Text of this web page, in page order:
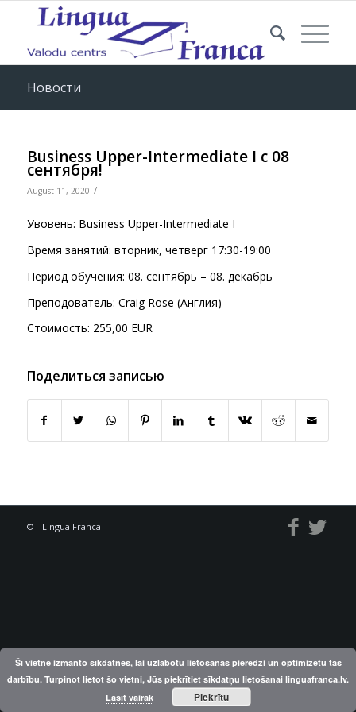
Новости
Business Upper-Intermediate I с 08
сентября!
August 11, 2020 /
Увовень: Business Upper-Intermediate I
Время занятий: вторник, четверг 17:30-19:00
Период обучения: 08. сентябрь – 08. декабрь
Преподователь: Craig Rose (Англия)
Стоимость: 255,00 EUR
Поделиться записью
© - Lingua Franca
Šī vietne izmanto sīkdatnes, lai uzlabotu lietošanas pieredzi un optimizētu tās
darbību. Turpinot lietot šo vietni, Jūs piekrītiet sīkdatņu lietošanai linguafranca.lv.
Lasīt vairāk
Piekrītu